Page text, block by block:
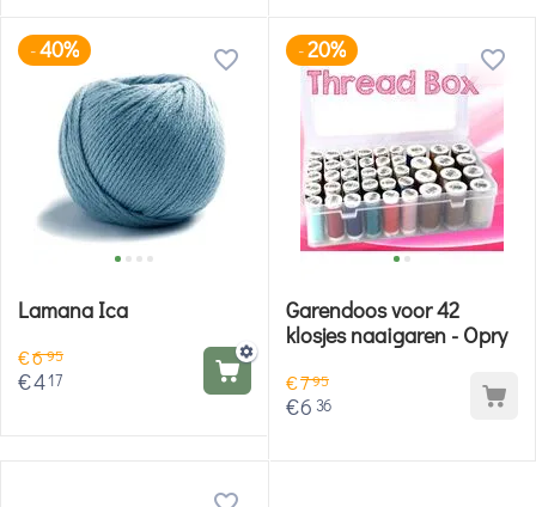
-40%
Lamana Ica
€695
€417
-20%
Garendoos voor 42
klosjes naaigaren - Opry
€795
€6 36